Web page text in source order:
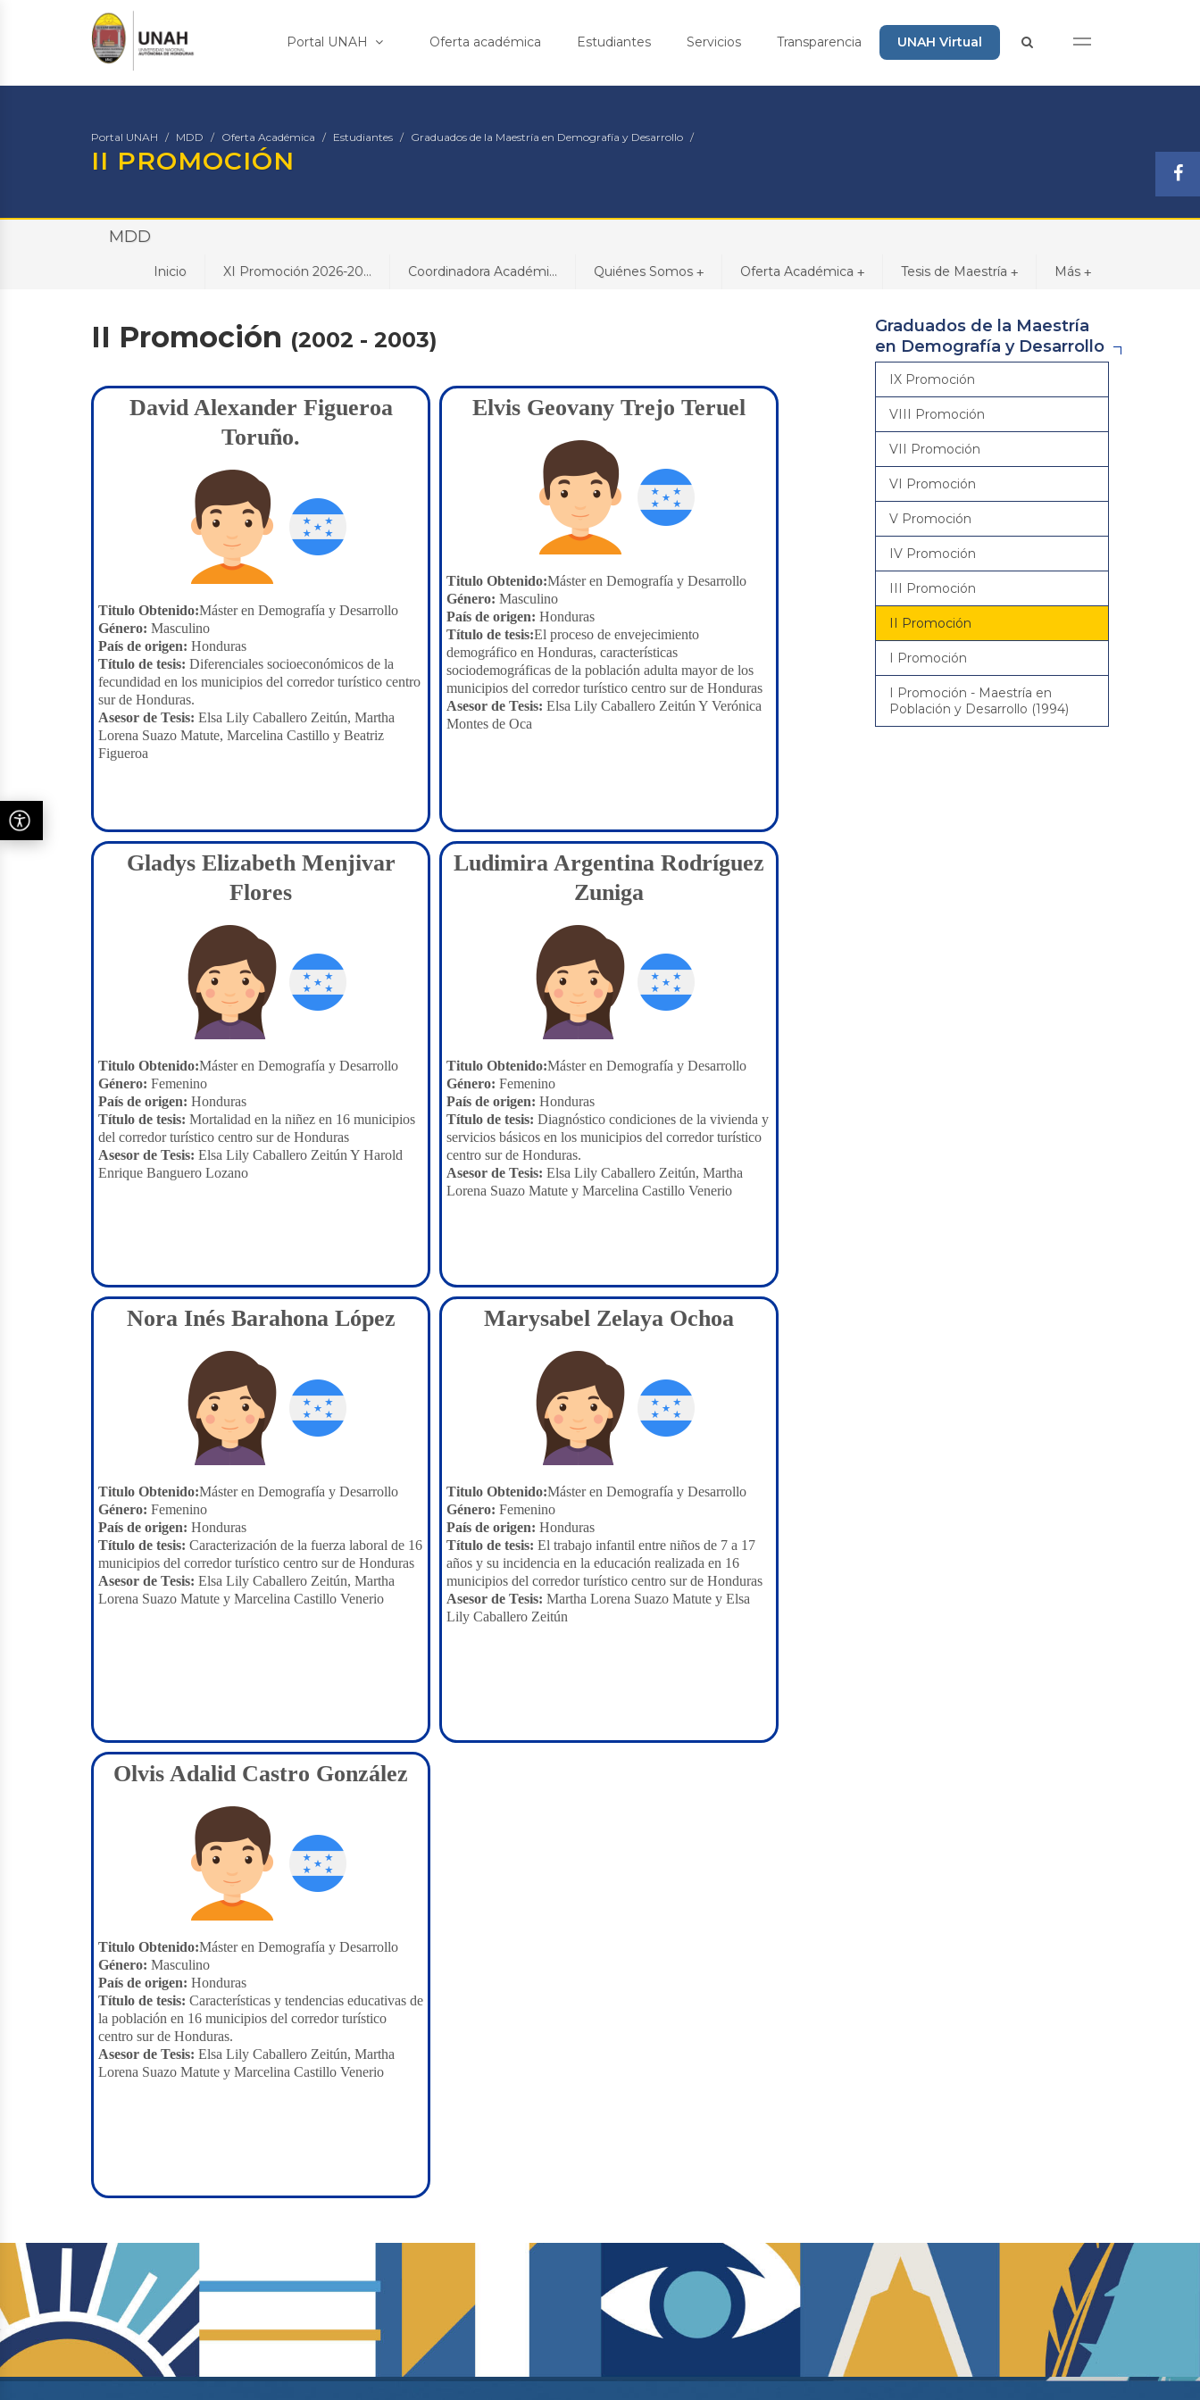
Portal UNAH Oferta académica Estudiantes Servicios Transparencia UNAH Virtual
Portal UNAH MDD Oferta Académica Estudiantes Graduados de la Maestría en Demografía y Desarrollo
II PROMOCIÓN
MDD
Inicio XI Promoción 2026-20... Coordinadora Académi... +
Quiénes Somos +
Oferta Académica +
Tesis de Maestría +
Más
II Promoción (2002 - 2003)
David Alexander Figueroa
Toruño.
Titulo Obtenido:Máster en Demografía y Desarrollo
Género: Masculino
País de origen: Honduras
Título de tesis: Diferenciales socioeconómicos de la
fecundidad en los municipios del corredor turístico centro
sur de Honduras.
Asesor de Tesis: Elsa Lily Caballero Zeitún, Martha
Lorena Suazo Matute, Marcelina Castillo y Beatriz
Figueroa
Elvis Geovany Trejo Teruel
Titulo Obtenido:Máster en Demografía y Desarrollo
Género: Masculino
País de origen: Honduras
Título de tesis:El proceso de envejecimiento
demográfico en Honduras, características
sociodemográficas de la población adulta mayor de los
municipios del corredor turístico centro sur de Honduras
Asesor de Tesis: Elsa Lily Caballero Zeitún Y Verónica
Montes de Oca
Gladys Elizabeth Menjivar
Flores
Titulo Obtenido:Máster en Demografía y Desarrollo
Género: Femenino
País de origen: Honduras
Título de tesis: Mortalidad en la niñez en 16 municipios
del corredor turístico centro sur de Honduras
Asesor de Tesis: Elsa Lily Caballero Zeitún Y Harold
Enrique Banguero Lozano
Ludimira Argentina Rodríguez
Zuniga
Titulo Obtenido:Máster en Demografía y Desarrollo
Género: Femenino
País de origen: Honduras
Título de tesis: Diagnóstico condiciones de la vivienda y
servicios básicos en los municipios del corredor turístico
centro sur de Honduras.
Asesor de Tesis: Elsa Lily Caballero Zeitún, Martha
Lorena Suazo Matute y Marcelina Castillo Venerio
Nora Inés Barahona López
Titulo Obtenido:Máster en Demografía y Desarrollo
Género: Femenino
País de origen: Honduras
Título de tesis: Caracterización de la fuerza laboral de 16
municipios del corredor turístico centro sur de Honduras
Asesor de Tesis: Elsa Lily Caballero Zeitún, Martha
Lorena Suazo Matute y Marcelina Castillo Venerio
Marysabel Zelaya Ochoa
Titulo Obtenido:Máster en Demografía y Desarrollo
Género: Femenino
País de origen: Honduras
Título de tesis: El trabajo infantil entre niños de 7 a 17
años y su incidencia en la educación realizada en 16
municipios del corredor turístico centro sur de Honduras
Asesor de Tesis: Martha Lorena Suazo Matute y Elsa
Lily Caballero Zeitún
Olvis Adalid Castro González
Titulo Obtenido:Máster en Demografía y Desarrollo
Género: Masculino
País de origen: Honduras
Título de tesis: Características y tendencias educativas de
la población en 16 municipios del corredor turístico
centro sur de Honduras.
Asesor de Tesis: Elsa Lily Caballero Zeitún, Martha
Lorena Suazo Matute y Marcelina Castillo Venerio
Graduados de la Maestría
en Demografía y Desarrollo
IX Promoción
VIII Promoción
VII Promoción
VI Promoción
V Promoción
IV Promoción
III Promoción
II Promoción
I Promoción
I Promoción - Maestría en
Población y Desarrollo (1994)